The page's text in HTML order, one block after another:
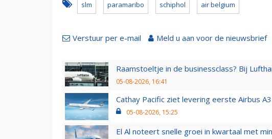
slm paramaribo schiphol air belgium
Verstuur per e-mail Meld u aan voor de nieuwsbrief
Raamstoeltje in de businessclass? Bij
05-08-2026, 16:41
Cathay Pacific ziet levering eerste Airbus
05-08-2026, 15:25
El Al noteert snelle groei in kwartaal met